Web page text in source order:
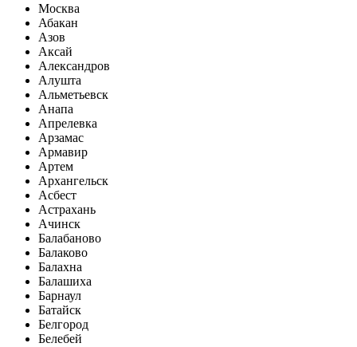
Москва
Абакан
Азов
Аксай
Александров
Алушта
Альметьевск
Анапа
Апрелевка
Арзамас
Армавир
Артем
Архангельск
Асбест
Астрахань
Ачинск
Балабаново
Балаково
Балахна
Балашиха
Барнаул
Батайск
Белгород
Белебей